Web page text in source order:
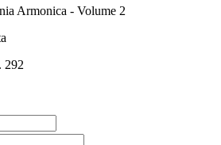
Armonica - Volume 2
292